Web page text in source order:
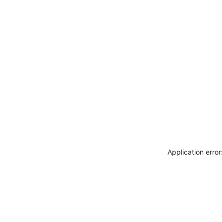
Application